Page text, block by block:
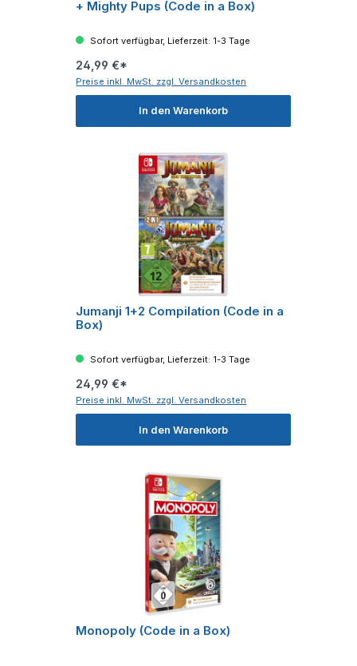
+ Mighty Pups (Code in a Box)
Sofort verfügbar, Lieferzeit: 1-3 Tage
24,99 €*
Preise inkl. MwSt. zzgl. Versandkosten
In den Warenkorb
Jumanji 1+2 Compilation (Code in a
Box)
Sofort verfügbar, Lieferzeit: 1-3 Tage
24,99 €*
Preise inkl. MwSt. zzgl. Versandkosten
In den Warenkorb
Monopoly (Code in a Box)